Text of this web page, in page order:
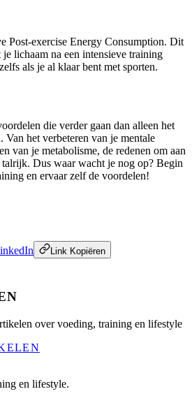
Post-exercise Energy Consumption. Dit
lichaam na een intensieve training
als je al klaar bent met sporten.
die verder gaan dan alleen het
Van het verbeteren van je mentale
van je metabolisme, de redenen om aan
Dus waar wacht je nog op? Begin
en ervaar zelf de voordelen!
Link Kopiëren
over voeding, training en lifestyle
en lifestyle.